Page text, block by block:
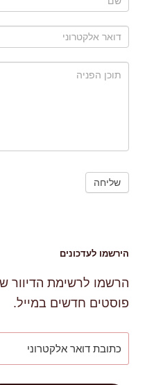
הירשמו לעדכונים
הרשמו לרשימת הדיוור
פוסטים חדשים במייל.
דואר
אלקטרוני